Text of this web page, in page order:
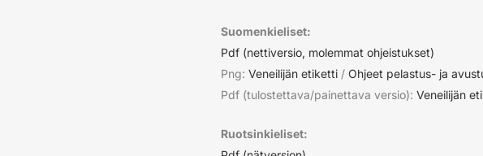
Suomenkieliset:
Pdf (nettiversio, molemmat ohjeistukset)
Png: Veneilijän etiketti / Ohjeet pelastus- ja
Pdf (tulostettava/painettava versio): Veneilijän
Ruotsinkieliset: